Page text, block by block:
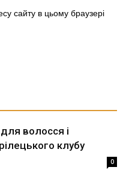
сайту в цьому браузері
волосся і
клубу
0